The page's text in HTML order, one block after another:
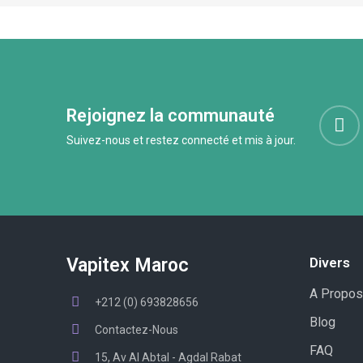
Rejoignez la communauté
Suivez-nous et restez connecté et mis à jour.
Vapitex Maroc
+212 (0) 693828656
Contactez-Nous
15, Av Al Abtal - Agdal Rabat
Divers
A Propos
Blog
FAQ